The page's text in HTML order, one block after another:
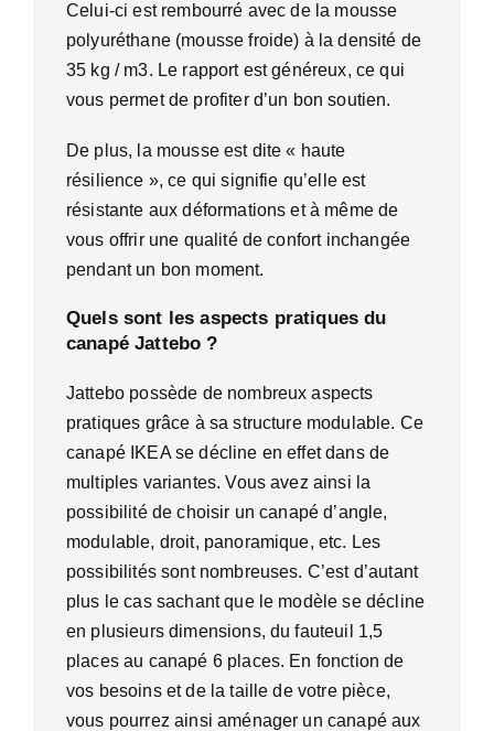
Celui-ci est rembourré avec de la mousse
polyuréthane (mousse froide) à la densité de
35 kg / m3. Le rapport est généreux, ce qui
vous permet de profiter d’un bon soutien.
De plus, la mousse est dite « haute
résilience », ce qui signifie qu’elle est
résistante aux déformations et à même de
vous offrir une qualité de confort inchangée
pendant un bon moment.
Quels sont les aspects pratiques du
canapé Jattebo ?
Jattebo possède de nombreux aspects
pratiques grâce à sa structure modulable. Ce
canapé IKEA se décline en effet dans de
multiples variantes. Vous avez ainsi la
possibilité de choisir un canapé d’angle,
modulable, droit, panoramique, etc. Les
possibilités sont nombreuses. C’est d’autant
plus le cas sachant que le modèle se décline
en plusieurs dimensions, du fauteuil 1,5
places au canapé 6 places. En fonction de
vos besoins et de la taille de votre pièce,
vous pourrez ainsi aménager un canapé aux